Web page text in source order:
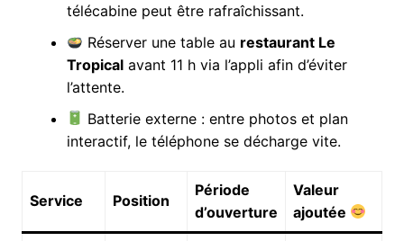
télécabine peut être rafraîchissant.
Réserver une table au restaurant Le
Tropicalavant 11 h via l’appli afin d’éviter
l’attente.
Batterie externe : entre photos et plan
interactif, le téléphone se décharge vite.
Service Position
Période
d’ouverture
Valeur
ajoutée